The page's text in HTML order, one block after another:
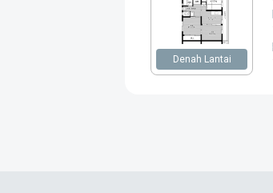
Denah Lantai